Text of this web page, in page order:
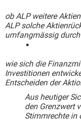
ob ALP weitere
ALP solche
umfangmässig
wie sich die
Investitionen
Entscheiden der
Aus heutiger
den Grenzwert
Stimmrechte in